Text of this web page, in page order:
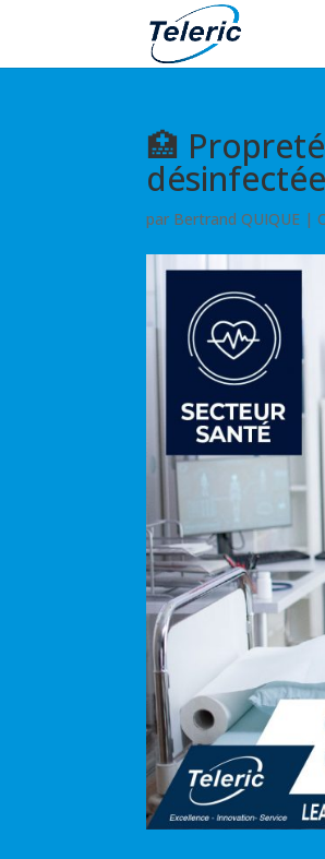
🏥
par Bertrand QUIQUE |